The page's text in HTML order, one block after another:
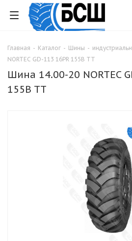
Главная - Каталог - Шины -
NORTEC GD-113 16PR 155B TT
Шина 14.00-20 NORTEC
155B TT